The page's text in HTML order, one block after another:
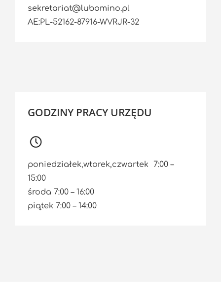
sekretariat@lubomino.pl
AE:PL-52162-87916-WVRJR-32
GODZINY PRACY URZĘDU
poniedziałek,wtorek,czwartek 7:00 –
15:00
środa 7:00 – 16:00
piątek 7:00 – 14:00